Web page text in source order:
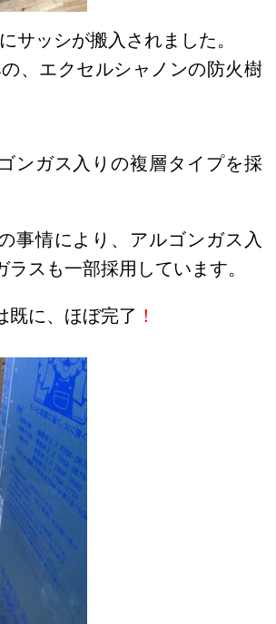
サッシが搬入されました。
、エクセルシャノンの防火樹
ンガス入りの複層タイプを採
事情により、アルゴンガス入
ラスも一部採用しています。
既に、ほぼ完了 ！